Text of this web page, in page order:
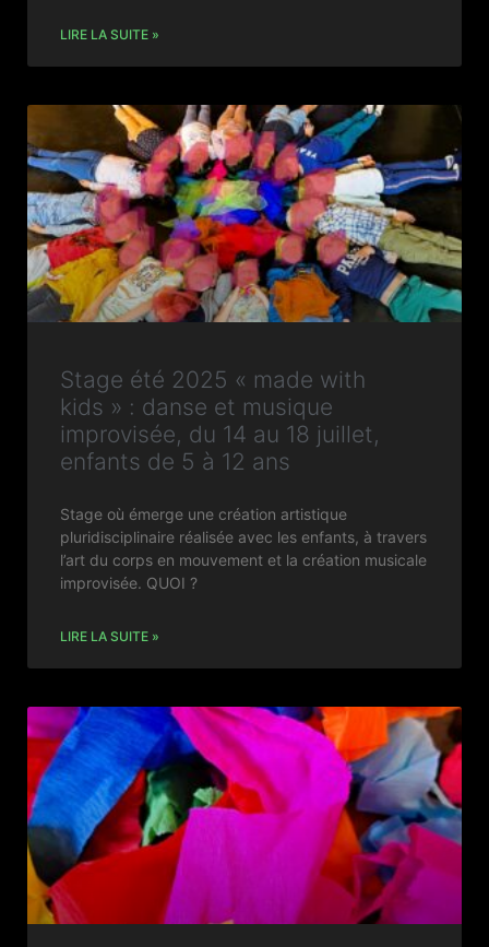
LIRE LA SUITE »
Stage été 2025 « made with
kids » : danse et musique
improvisée, du 14 au 18 juillet,
enfants de 5 à 12 ans
Stage où émerge une création artistique
pluridisciplinaire réalisée avec les enfants, à travers
l’art du corps en mouvement et la création musicale
improvisée. QUOI ?
LIRE LA SUITE »